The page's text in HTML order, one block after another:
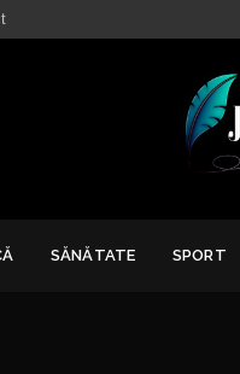
SĂNĂTATE SPORT